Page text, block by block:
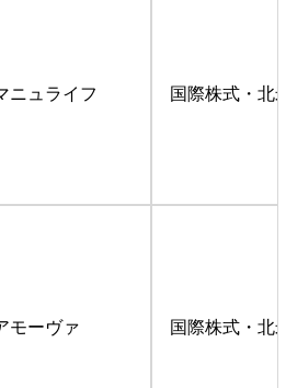
ニュライフ 国際株式・北
モーヴァ 国際株式・北